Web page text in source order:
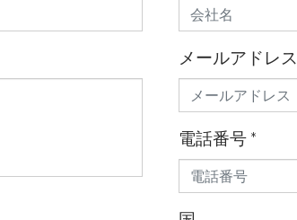
メールアドレス
電話番号*